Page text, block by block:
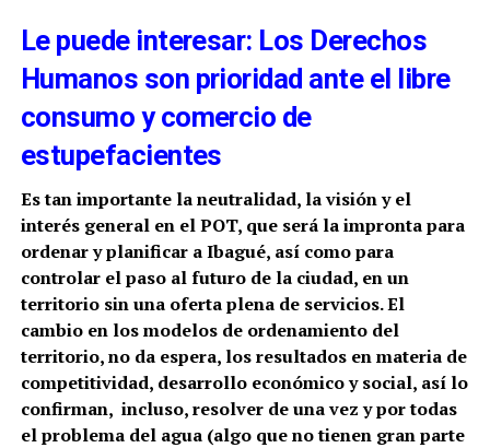
Le puede interesar: Los Derechos
Humanos son prioridad ante el libre
consumo y comercio de
estupefacientes
Es tan importante la neutralidad, la visión y el
interés general en el POT, que será la impronta para
ordenar y planificar a Ibagué, así como para
controlar el paso al futuro de la ciudad, en un
territorio sin una oferta plena de servicios. El
cambio en los modelos de ordenamiento del
territorio, no da espera, los resultados en materia de
competitividad, desarrollo económico y social, así lo
confirman, incluso, resolver de una vez y por todas
el problema del agua (algo que no tienen gran parte